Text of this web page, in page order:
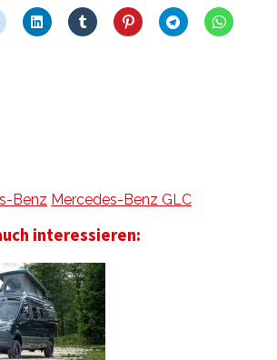
Benz Mercedes-Benz GLC
interessieren: